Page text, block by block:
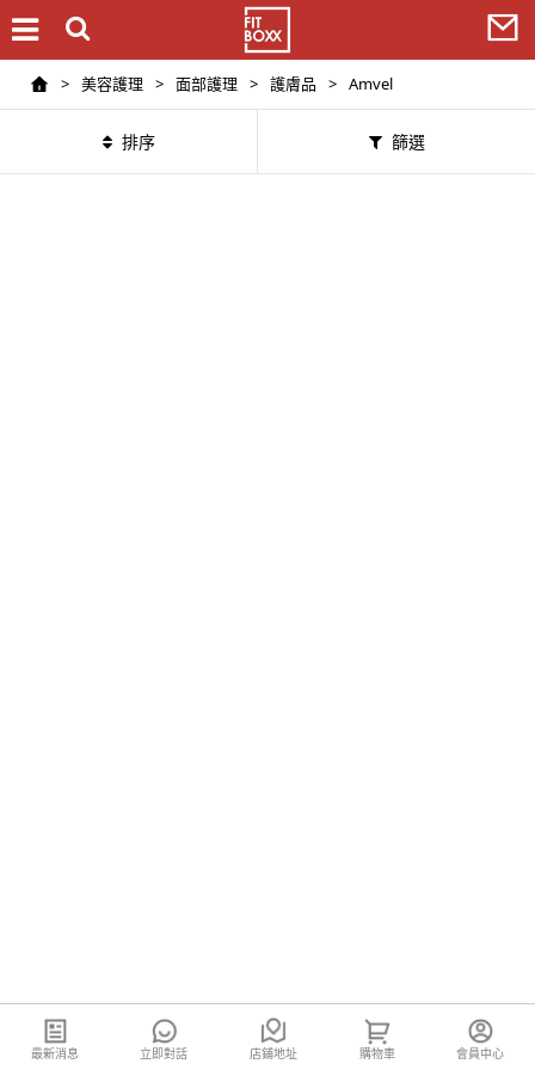
> 美容護理 > 面部護理 > 護膚品 > Amvel
排序 篩選
最新消息 立即對話 店鋪地址 購物車 會員中心